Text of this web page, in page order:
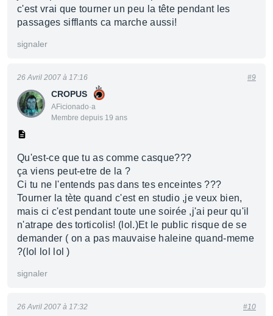
c'est vrai que tourner un peu la tête pendant les
passages sifflants ca marche aussi!
signaler
CROPUS
AFicionado·a
Membre depuis 19 ans
26 Avril 2007 à 17:16 #9
Qu'est-ce que tu as comme casque???
ça viens peut-etre de la ?
Ci tu ne l'entends pas dans tes enceintes ???
Tourner la tète quand c'est en studio ,je veux bien,
mais ci c'est pendant toute une soirée ,j'ai peur qu'il
n'atrape des torticolis! (lol.)Et le public risque de se
demander ( on a pas mauvaise haleine quand-meme
?(lol lol lol )
signaler
26 Avril 2007 à 17:32 #10